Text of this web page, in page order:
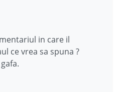
in care il
ce vrea sa spuna ?